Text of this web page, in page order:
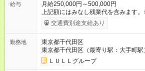
給与
月給250,000円～500,000円
上記額にはみなし残業代を含みます
ます。 みなし残業代 21,675円／月 み
万円～＋業績賞与＋交通費＋各種手
万6，610円分）を含む。超過分は追
キルを考慮し初任給を決定。経験者の
す！ ◎昇給年1回（研修終了後） ◎賞与年2回（2月・8月）＋業
交通費別途支給あり
勤務地
東京都千代田区
東京都千代田区（最寄り駅：大手町駅
ＬＵＬＬグループ